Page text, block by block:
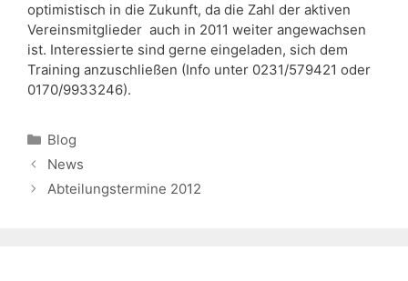
optimistisch in die Zukunft, da die Zahl der aktiven
Vereinsmitglieder auch in 2011 weiter angewachsen
ist. Interessierte sind gerne eingeladen, sich dem
Training anzuschließen (Info unter 0231/579421 oder
0170/9933246).
Kategorien
Blog
News
Abteilungstermine 2012